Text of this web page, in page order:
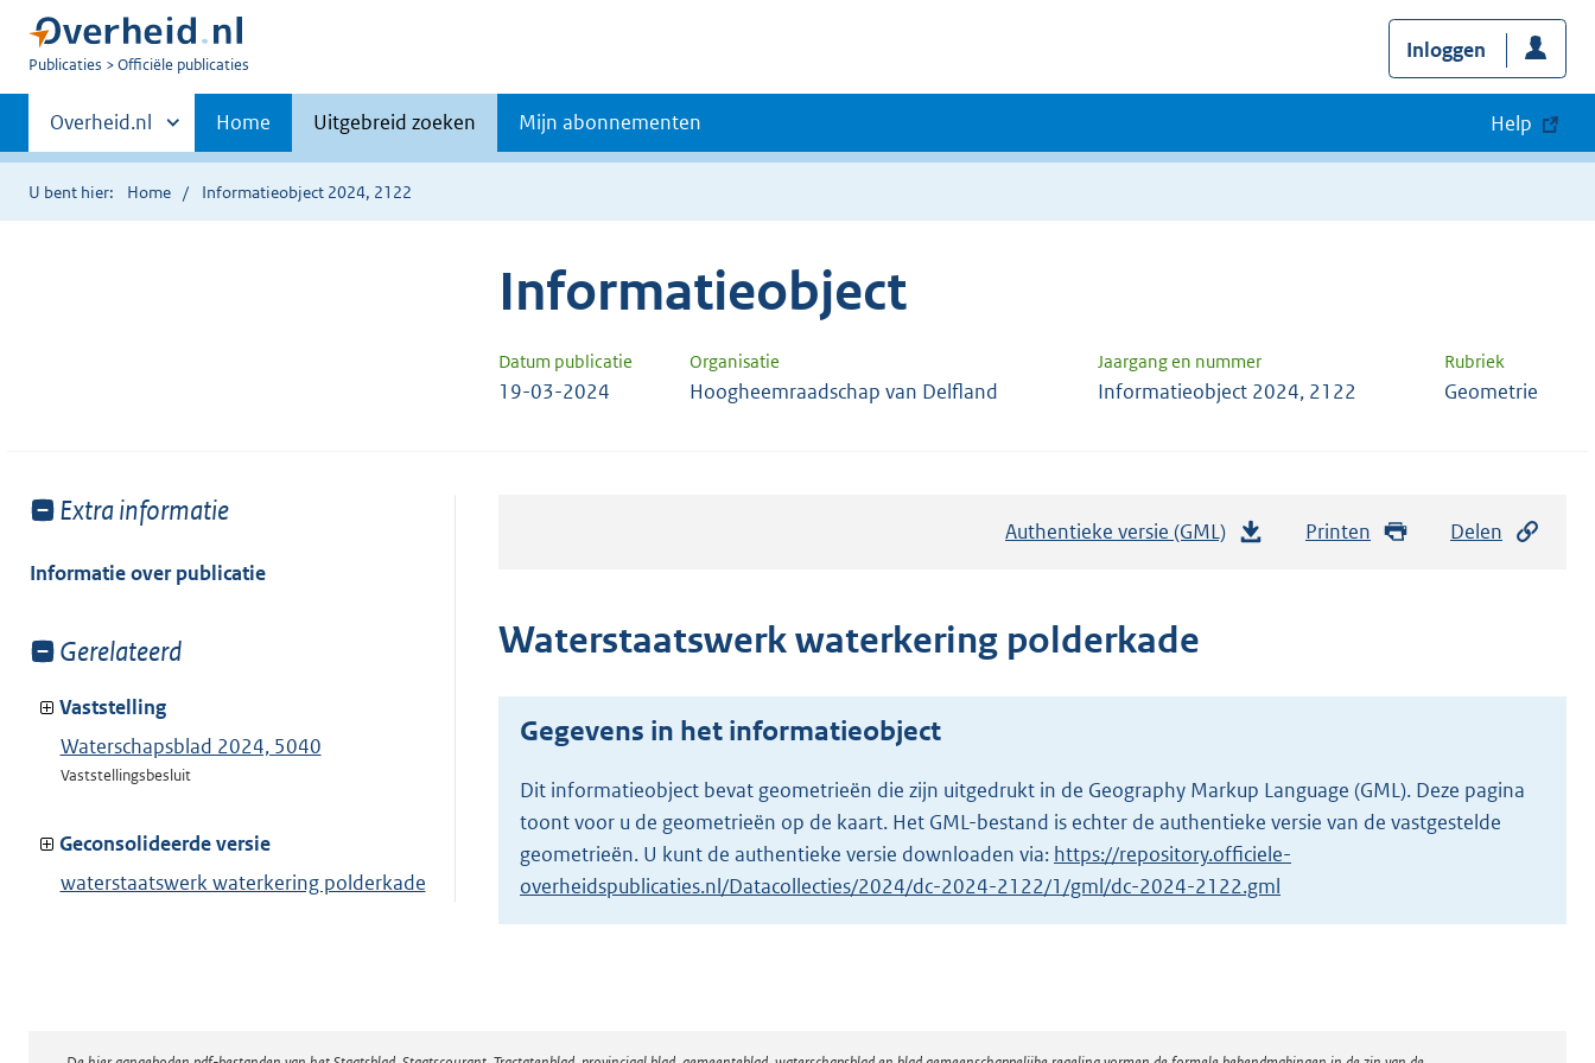
U
Publicaties Officiële publicaties
Inloggen
Primaire
navigatie
Andere
sites
binnen
Overheid.nl Home Uitgebreid zoeken Mijn abonnementen Help
U bent hier: Home Informatieobject 2024, 2122
Informatieobject
Datum publicatie Organisatie Jaargang en nummer Rubriek
19-03-2024 Hoogheemraadschap van Delfland Informatieobject 2024, 2122 Geometrie
Toon
van:
Extra informatie
Informatie over publicatie
Toon
van:
Gerelateerd
Vaststelling
Waterschapsblad 2024, 5040
Vaststellingsbesluit
Geconsolideerde versie
waterstaatswerk waterkering polderkade
Authentieke versie (GML)
n
g
r
o
o
Printen Delen
Waterstaatswerk waterkering polderkade
Gegevens in het informatieobject
Dit informatieobject bevat geometrieën die zijn uitgedrukt in de Geography Markup Language (GML). Deze pagina
toont voor u de geometrieën op de kaart. Het GML-bestand is echter de authentieke versie van de vastgestelde
geometrieën. U kunt de authentieke versie downloaden via: https://repository.officiele-
overheidspublicaties.nl/Datacollecties/2024/dc-2024-2122/1/gml/dc-2024-2122.gml